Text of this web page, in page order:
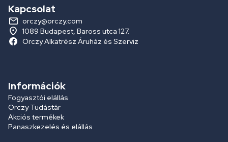
Kapcsolat
orczy@orczy.com
1089 Budapest, Baross utca 127.
Orczy Alkatrész Áruház és Szerviz
Információk
Fogyasztói elállás
Orczy Tudástár
Akciós termékek
Panaszkezelés és elállás